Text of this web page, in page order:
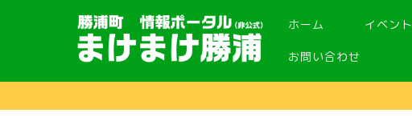
ホーム イベント
お問い合わせ